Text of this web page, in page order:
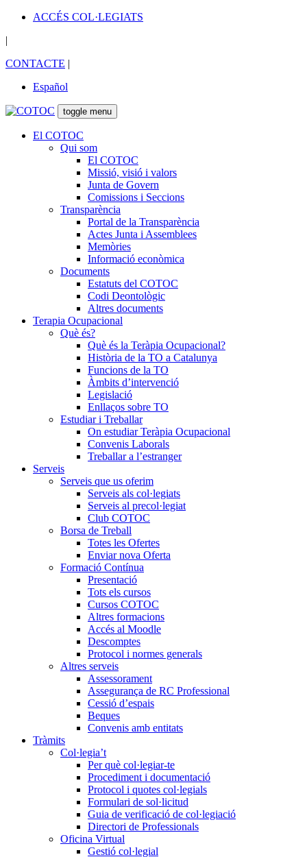
ACCÉS COL·LEGIATS
|
CONTACTE |
Español
toggle menu
El COTOC
Qui som
El COTOC
Missió, visió i valors
Junta de Govern
Comissions i Seccions
Transparència
Portal de la Transparència
Actes Junta i Assemblees
Memòries
Informació econòmica
Documents
Estatuts del COTOC
Codi Deontològic
Altres documents
Terapia Ocupacional
Què és?
Què és la Teràpia Ocupacional?
Història de la TO a Catalunya
Funcions de la TO
Àmbits d’intervenció
Legislació
Enllaços sobre TO
Estudiar i Treballar
On estudiar Teràpia Ocupacional
Convenis Laborals
Treballar a l’estranger
Serveis
Serveis que us oferim
Serveis als col·legiats
Serveis al precol·legiat
Club COTOC
Borsa de Treball
Totes les Ofertes
Enviar nova Oferta
Formació Contínua
Presentació
Tots els cursos
Cursos COTOC
Altres formacions
Accés al Moodle
Descomptes
Protocol i normes generals
Altres serveis
Assessorament
Assegurança de RC Professional
Cessió d’espais
Beques
Convenis amb entitats
Tràmits
Col·legia’t
Per què col·legiar-te
Procediment i documentació
Protocol i quotes col·legials
Formulari de sol·licitud
Guia de verificació de col·legiació
Directori de Professionals
Oficina Virtual
Gestió col·legial